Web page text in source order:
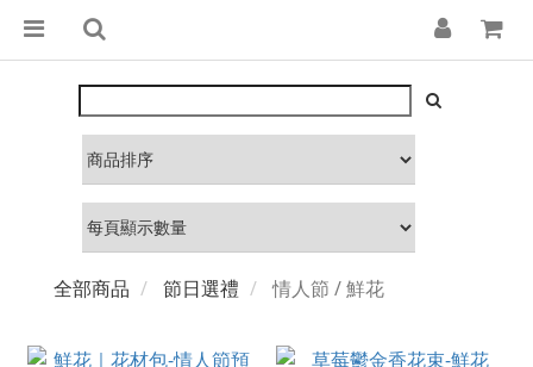
全部商品 節日選禮 情人節 / 鮮花